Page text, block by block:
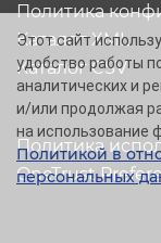
Политика
Каталог XML
Каталог CSV
Политика
OneTrust
Этот сайт
удобство работы
аналитических и
и/или продолжая
на использование
Политикой в
персональных